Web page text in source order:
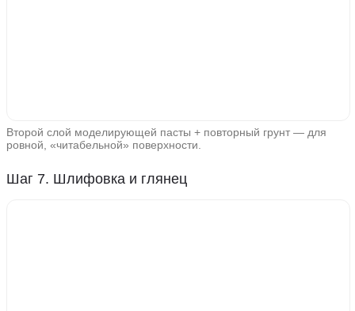
Второй слой моделирующей пасты + повторный грунт — для
ровной, «читабельной» поверхности.
Шаг 7. Шлифовка и глянец